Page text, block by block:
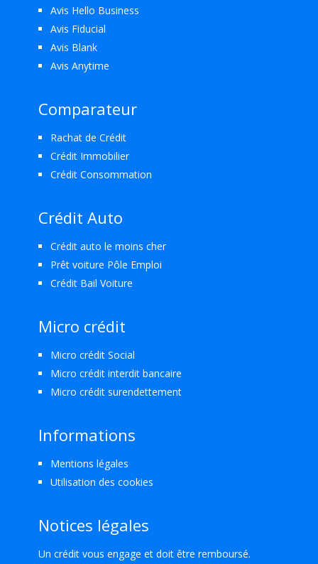
Avis Hello Business
Avis Fiducial
Avis Blank
Avis Anytime
Comparateur
Rachat de Crédit
Crédit Immobilier
Crédit Consommation
Crédit Auto
Crédit auto le moins cher
Prêt voiture Pôle Emploi
Crédit Bail Voiture
Micro crédit
Micro crédit Social
Micro crédit interdit bancaire
Micro crédit surendettement
Informations
Mentions légales
Utilisation des cookies
Notices légales
Un crédit vous engage et doit être remboursé.